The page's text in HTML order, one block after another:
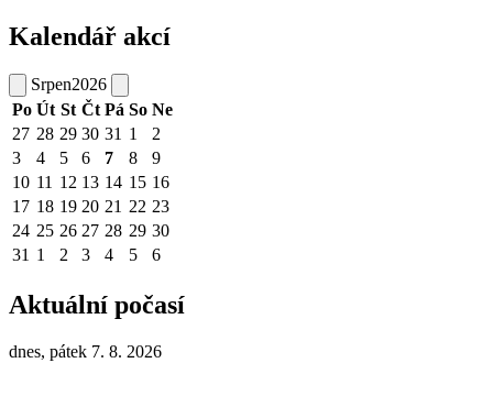
Kalendář akcí
Srpen2026
Po Út St Čt Pá So Ne
27 28 29 30 31 1
2
3
4 5 6 7 8
9
10 11 12 13 14 15 16
17 18 19 20 21 22 23
24 25 26 27 28 29 30
31 1 2 3 4 5 6
Aktuální počasí
dnes, pátek 7. 8. 2026